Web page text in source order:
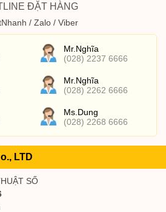
ĐẶT HÀNG
/ Zalo / Viber
Mr.Nghĩa
(028) 2237 6666
Mr.Nghĩa
(028) 2262 6666
Ms.Dung
(028) 2268 6666
LTD
SỐ